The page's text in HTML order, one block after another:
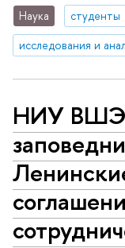
Наука
студенты
исследования и
НИУ ВШЭ